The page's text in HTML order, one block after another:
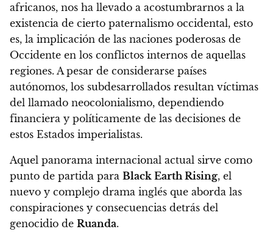
africanos, nos ha llevado a acostumbrarnos a la
existencia de cierto paternalismo occidental, esto
es, la implicación de las naciones poderosas de
Occidente en los conflictos internos de aquellas
regiones. A pesar de considerarse países
autónomos, los subdesarrollados resultan víctimas
del llamado neocolonialismo, dependiendo
financiera y políticamente de las decisiones de
estos Estados imperialistas.
Aquel panorama internacional actual sirve como
punto de partida para Black Earth Rising, el
nuevo y complejo drama inglés que aborda las
conspiraciones y consecuencias detrás del
genocidio de Ruanda.